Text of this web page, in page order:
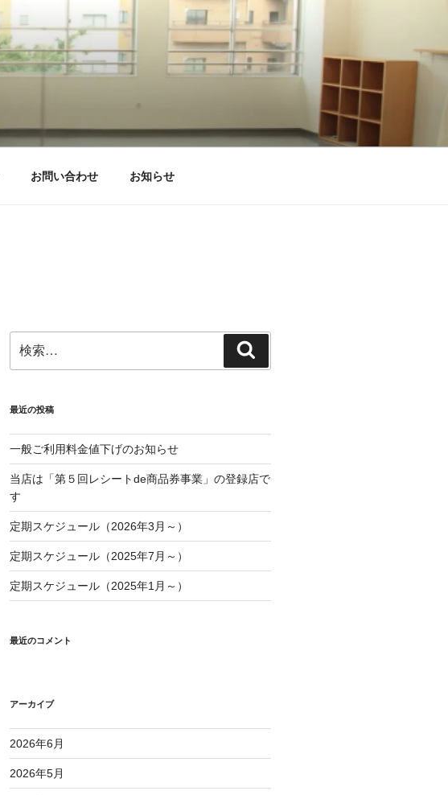
お問い合わせ お知らせ
索:
索
最近の投稿
一般ご利用料金値下げのお知らせ
当店は「第５回レシートde商品券事業」の登録店で
す
定期スケジュール（2026年3月～）
定期スケジュール（2025年7月～）
定期スケジュール（2025年1月～）
最近のコメント
アーカイブ
2026年6月
2026年5月